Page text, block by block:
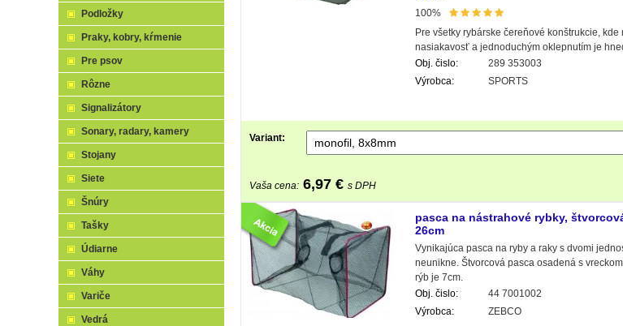
100%
Pre všetky rybárske čereňové konštrukcie,
nasiakavosť a jednoduchým oklepnutím je
Obj. čislo:
289 353003
Výrobca:
SPORTS
Variant:
Vaša cena: 6,97 € s DPH
pasca na nástrahové rybky,
26cm
Vynikajúca pasca na ryby a raky s dvomi
neunikne. Štvorcová pasca osadená s
rýb je 7cm.
Obj. čislo:
44 7001002
Výrobca:
ZEBCO
Podložky
Praky, kobry, kŕmenie
Pre psov
Rôzne
Signalizátory
Sonary, radary, kamery
Stojany
Siete
Šnúry
Tašky
Údiarne
Váhy
Variče
Vedrá